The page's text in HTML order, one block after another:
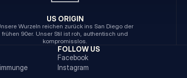
US ORIGIN
Wurzeln reichen zurück ins San Diego der
frühen 90er. Unser Stil ist roh, authentisch und
kompromisslos.
FOLLOW US
Facebook
Instagram